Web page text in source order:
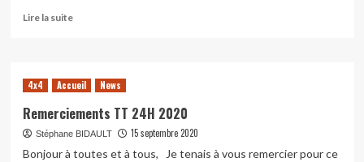
Lire la suiteEn
24
heures
de
France
(17
4x4 Accueil News
Remerciements TT 24H 2020
Stéphane BIDAULT 15 septembre 2020
Bonjour à toutes et à tous, Je tenais à vous remercier pour ce